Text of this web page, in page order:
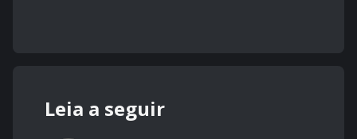
Leia a seguir